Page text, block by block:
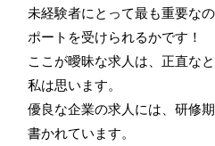
未経験者にとって最も重要な
ポートを受けられるかです！
ここが曖昧な求人は、正直な
私は思います。
優良な企業の求人には、研修
書かれています。